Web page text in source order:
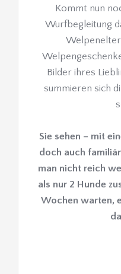
Kommt nun
Wurfbegleitung
Bilder ihres
summieren sich
Sie sehen – mit
doch auch
man nicht reich
als nur 2 Hunde
Wochen warten,